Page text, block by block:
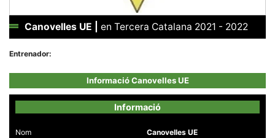
Canovelles UE en Tercera Catalana 2021 - 2022
Entrenador:
Informació Canovelles UE
Informació
Nom Canovelles UE
Necessàries
Aquestes
són
opcionals,
necessàries